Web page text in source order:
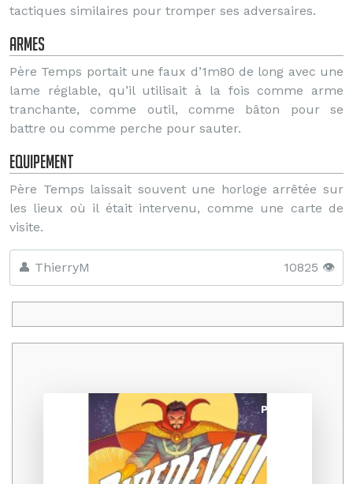
tactiques similaires pour tromper ses adversaires.
Armes
Père Temps portait une faux d’1m80 de long avec une
lame réglable, qu’il utilisait à la fois comme arme
tranchante, comme outil, comme bâton pour se
battre ou comme perche pour sauter.
Equipement
Père Temps laissait souvent une horloge arrêtée sur
les lieux où il était intervenu, comme une carte de
visite.
👤 ThierryM 10825 👁️
Promo